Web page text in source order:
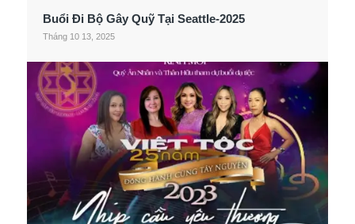
Buổi Đi Bộ Gây Quỹ Tại Seattle-2025
Tháng 10 13, 2025